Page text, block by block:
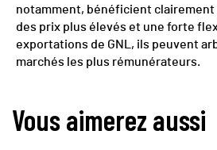
notamment, bénéficient clairement
des prix plus élevés et une forte
exportations de GNL, ils peuvent
marchés les plus rémunérateurs.
Vous aimerez aussi